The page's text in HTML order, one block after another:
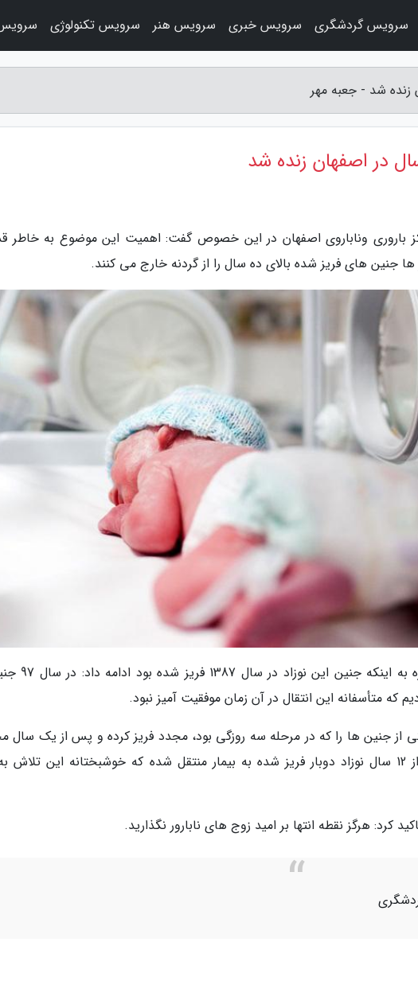
باروری وناباروی اصفهان در این خصوص گفت: اهمیت این موضوع به خاطر
جنین های فریز شده بالای ده سال را از گردنه خارج می کنند.
به گزارش مهر، اسدالله کلانتری با
که متأسفانه این انتقال در آن زمان موفقیت آمیز نبود.
از جنین ها را که در مرحله سه روزگی بود، مجدد فریز کرده و پس از یک سال
در شهریور ماه سال 98 اقدام و پس از 12 سال نوزاد دوبار فریز شده به بیمار منتقل شده که خوشبختانه این
کرد: هرگز نقطه انتها بر امید زوج های نابارور نگذارید.
سرویس گردشگری سرویس خبری سرویس هنر سرویس تکنولوژی